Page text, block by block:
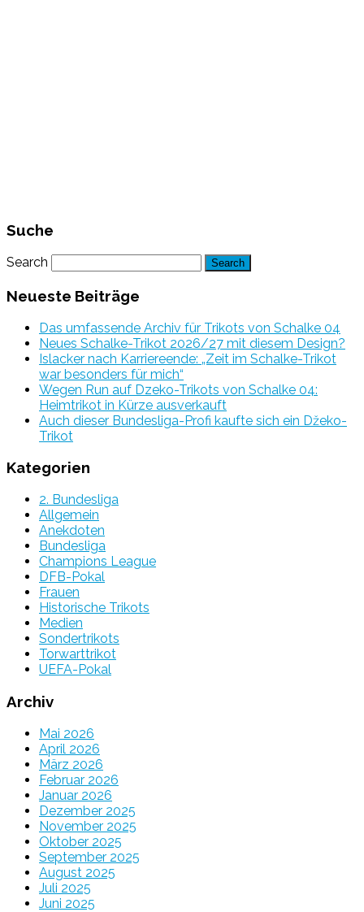
Suche
Search
Neueste Beiträge
Das umfassende Archiv für Trikots von Schalke 04
Neues Schalke-Trikot 2026/27 mit diesem Design?
Islacker nach Karriereende: „Zeit im Schalke-Trikot
war besonders für mich“
Wegen Run auf Dzeko-Trikots von Schalke 04:
Heimtrikot in Kürze ausverkauft
Auch dieser Bundesliga-Profi kaufte sich ein Džeko-
Trikot
Kategorien
2. Bundesliga
Allgemein
Anekdoten
Bundesliga
Champions League
DFB-Pokal
Frauen
Historische Trikots
Medien
Sondertrikots
Torwarttrikot
UEFA-Pokal
Archiv
Mai 2026
April 2026
März 2026
Februar 2026
Januar 2026
Dezember 2025
November 2025
Oktober 2025
September 2025
August 2025
Juli 2025
Juni 2025